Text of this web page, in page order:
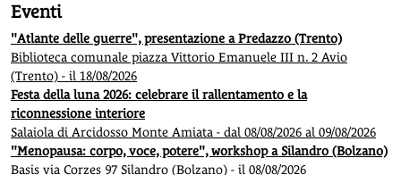
Eventi
"Atlante delle guerre", presentazione a Predazzo (Trento)
Biblioteca comunale piazza Vittorio Emanuele III n. 2 Avio
(Trento) - il 18/08/2026
Festa della luna 2026: celebrare il rallentamento e la
riconnessione interiore
Salaiola di Arcidosso Monte Amiata - dal 08/08/2026 al 09/08/2026
"Menopausa: corpo, voce, potere", workshop a Silandro (Bolzano)
Basis via Corzes 97 Silandro (Bolzano) - il 08/08/2026